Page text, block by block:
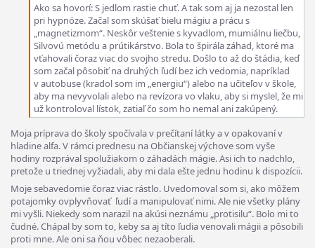
Ako sa hovorí: S jedlom rastie chuť. A tak som aj ja nezostal len
pri hypnóze. Začal som skúšať bielu mágiu a prácu s
„magnetizmom“. Neskôr veštenie s kyvadlom, mumiálnu liečbu,
Silvovú metódu a prútikárstvo. Bola to špirála záhad, ktoré ma
vťahovali čoraz viac do svojho stredu. Došlo to až do štádia, keď
som začal pôsobiť na druhých ľudí bez ich vedomia, napríklad
v autobuse (kradol som im „energiu“) alebo na učiteľov v škole,
aby ma nevyvolali alebo na revízora vo vlaku, aby si myslel, že mi
už kontroloval lístok, zatiaľ čo som ho nemal ani zakúpený.
Moja príprava do školy spočívala v prečítaní látky a v opakovaní v
hladine alfa. V rámci prednesu na Občianskej výchove som vyše
hodiny rozprával spolužiakom o záhadách mágie. Asi ich to nadchlo,
pretože u triednej vyžiadali, aby mi dala ešte jednu hodinu k dispozícii.
Moje sebavedomie čoraz viac rástlo. Uvedomoval som si, ako môžem
potajomky ovplyvňovať ľudí a manipulovať nimi. Ale nie všetky plány
mi vyšli. Niekedy som narazil na akúsi neznámu „protisilu“. Bolo mi to
čudné. Chápal by som to, keby sa aj títo ľudia venovali mágii a pôsobili
proti mne. Ale oni sa ňou vôbec nezaoberali.